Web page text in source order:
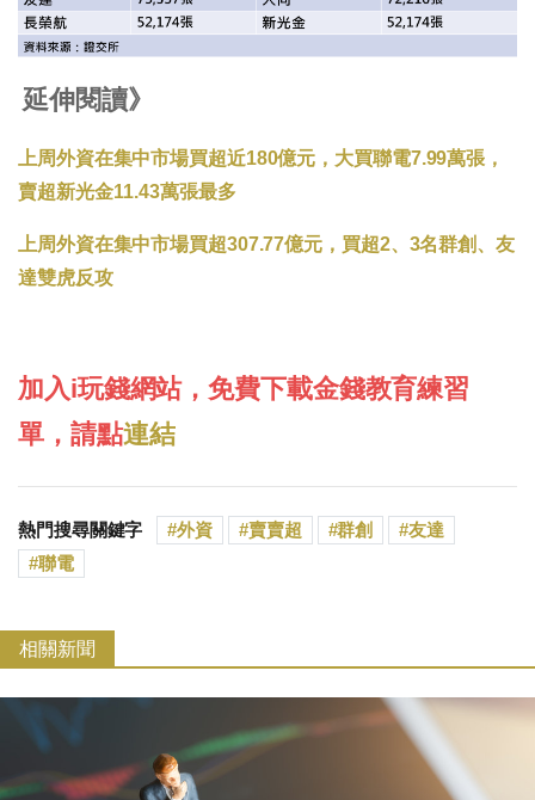
延伸閱讀》
上周外資在集中市場買超近180億元，大買聯電7.99萬張，
賣超新光金11.43萬張最多
上周外資在集中市場買超307.77億元，買超2、3名群創、友
達雙虎反攻
加入i玩錢網站，免費下載金錢教育練習
單，請點連結
熱門搜尋關鍵字 外資 賣賣超 群創
友達
聯電
相關新聞